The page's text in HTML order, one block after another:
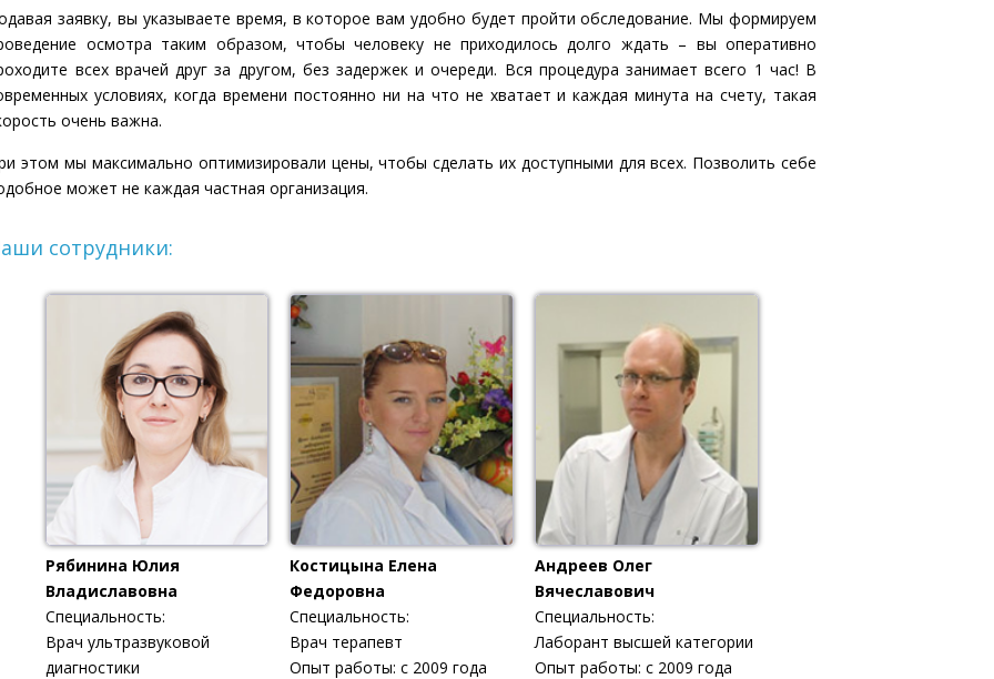
заявку, вы указываете время, в которое вам удобно будет пройти обследование. Мы формируем
осмотра таким образом, чтобы человеку не приходилось долго ждать – вы оперативно
всех врачей друг за другом, без задержек и очереди. Вся процедура занимает всего 1 час! В
условиях, когда времени постоянно ни на что не хватает и каждая минута на счету, такая
очень важна.
этом мы максимально оптимизировали цены, чтобы сделать их доступными для всех. Позволить себе
может не каждая частная организация.
сотрудники:
Рябинина Юлия
Владиславовна
Специальность:
Врач ультразвуковой
диагностики
Костицына Елена
Федоровна
Специальность:
Врач терапевт
Опыт работы: с 2009 года
Андреев Олег
Вячеславович
Специальность:
Лаборант высшей категории
Опыт работы: с 2009 года